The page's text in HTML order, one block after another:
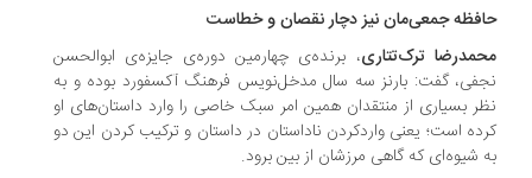
جمعی‌مان نیز دچار نقصان و خطاست
ترک‌تتاری، برنده‌ی چهارمین دوره‌ی جایزه‌ی ابوالحسن
گفت: بارنز سه سال مدخل‌نویس فرهنگ آکسفورد بوده و به
بسیاری از منتقدان همین امر سبک خاصی را وارد داستان‌های او
است؛ یعنی واردکردن ناداستان در داستان و ترکیب کردن این دو
شیوه‌ای که گاهی مرزشان از بین برود.